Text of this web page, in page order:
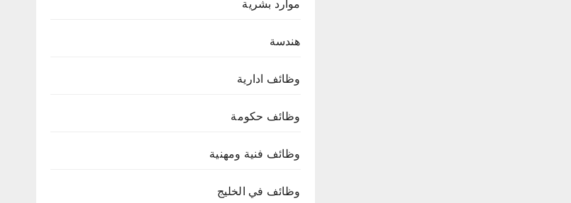
موارد بشرية
هندسة
وظائف ادارية
وظائف حكومة
وظائف فنية ومهنية
وظائف في الخليج